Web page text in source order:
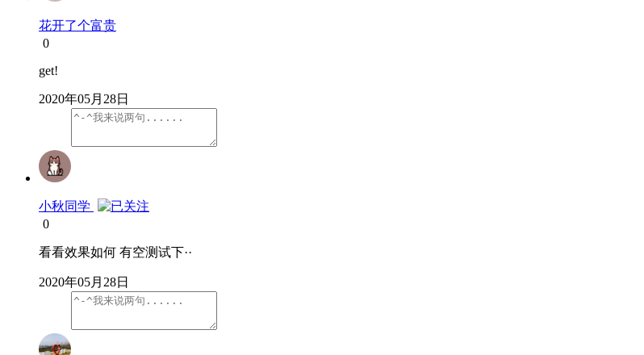
花开了个富贵
0
get!
2020年05月28日
小秋同学
0
看看效果如何 有空测试下··
2020年05月28日